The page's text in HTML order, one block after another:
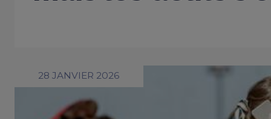
28 JANVIER 2026